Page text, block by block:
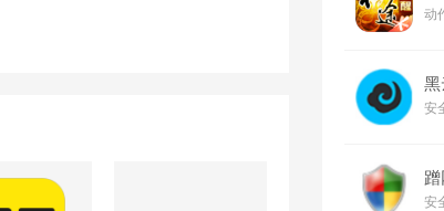
动
安
安